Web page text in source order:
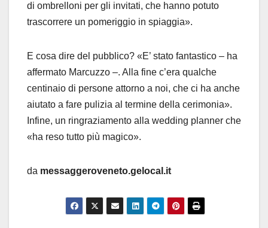
di ombrelloni per gli invitati, che hanno potuto
trascorrere un pomeriggio in spiaggia».
E cosa dire del pubblico? «E’ stato fantastico – ha
affermato Marcuzzo –. Alla fine c’era qualche
centinaio di persone attorno a noi, che ci ha anche
aiutato a fare pulizia al termine della cerimonia».
Infine, un ringraziamento alla wedding planner che
«ha reso tutto più magico».
da messaggeroveneto.gelocal.it